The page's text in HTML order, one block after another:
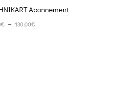
Abonnement
€ – 130,00€